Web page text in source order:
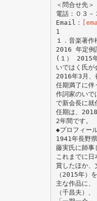
＜問合せ先
電話：０３－
Email：
1
１．音楽著作
2016 年定例
(１） 2015
いではく氏が
2016年3月、
任期満了に伴
作詞家のいで
で新会長に就
任期は、
2年間です。
◆プロフィー
1941年長野
藤実氏に師事
これまでに
賞したほか、
（2015年）
主な作品に、
（千昌夫）